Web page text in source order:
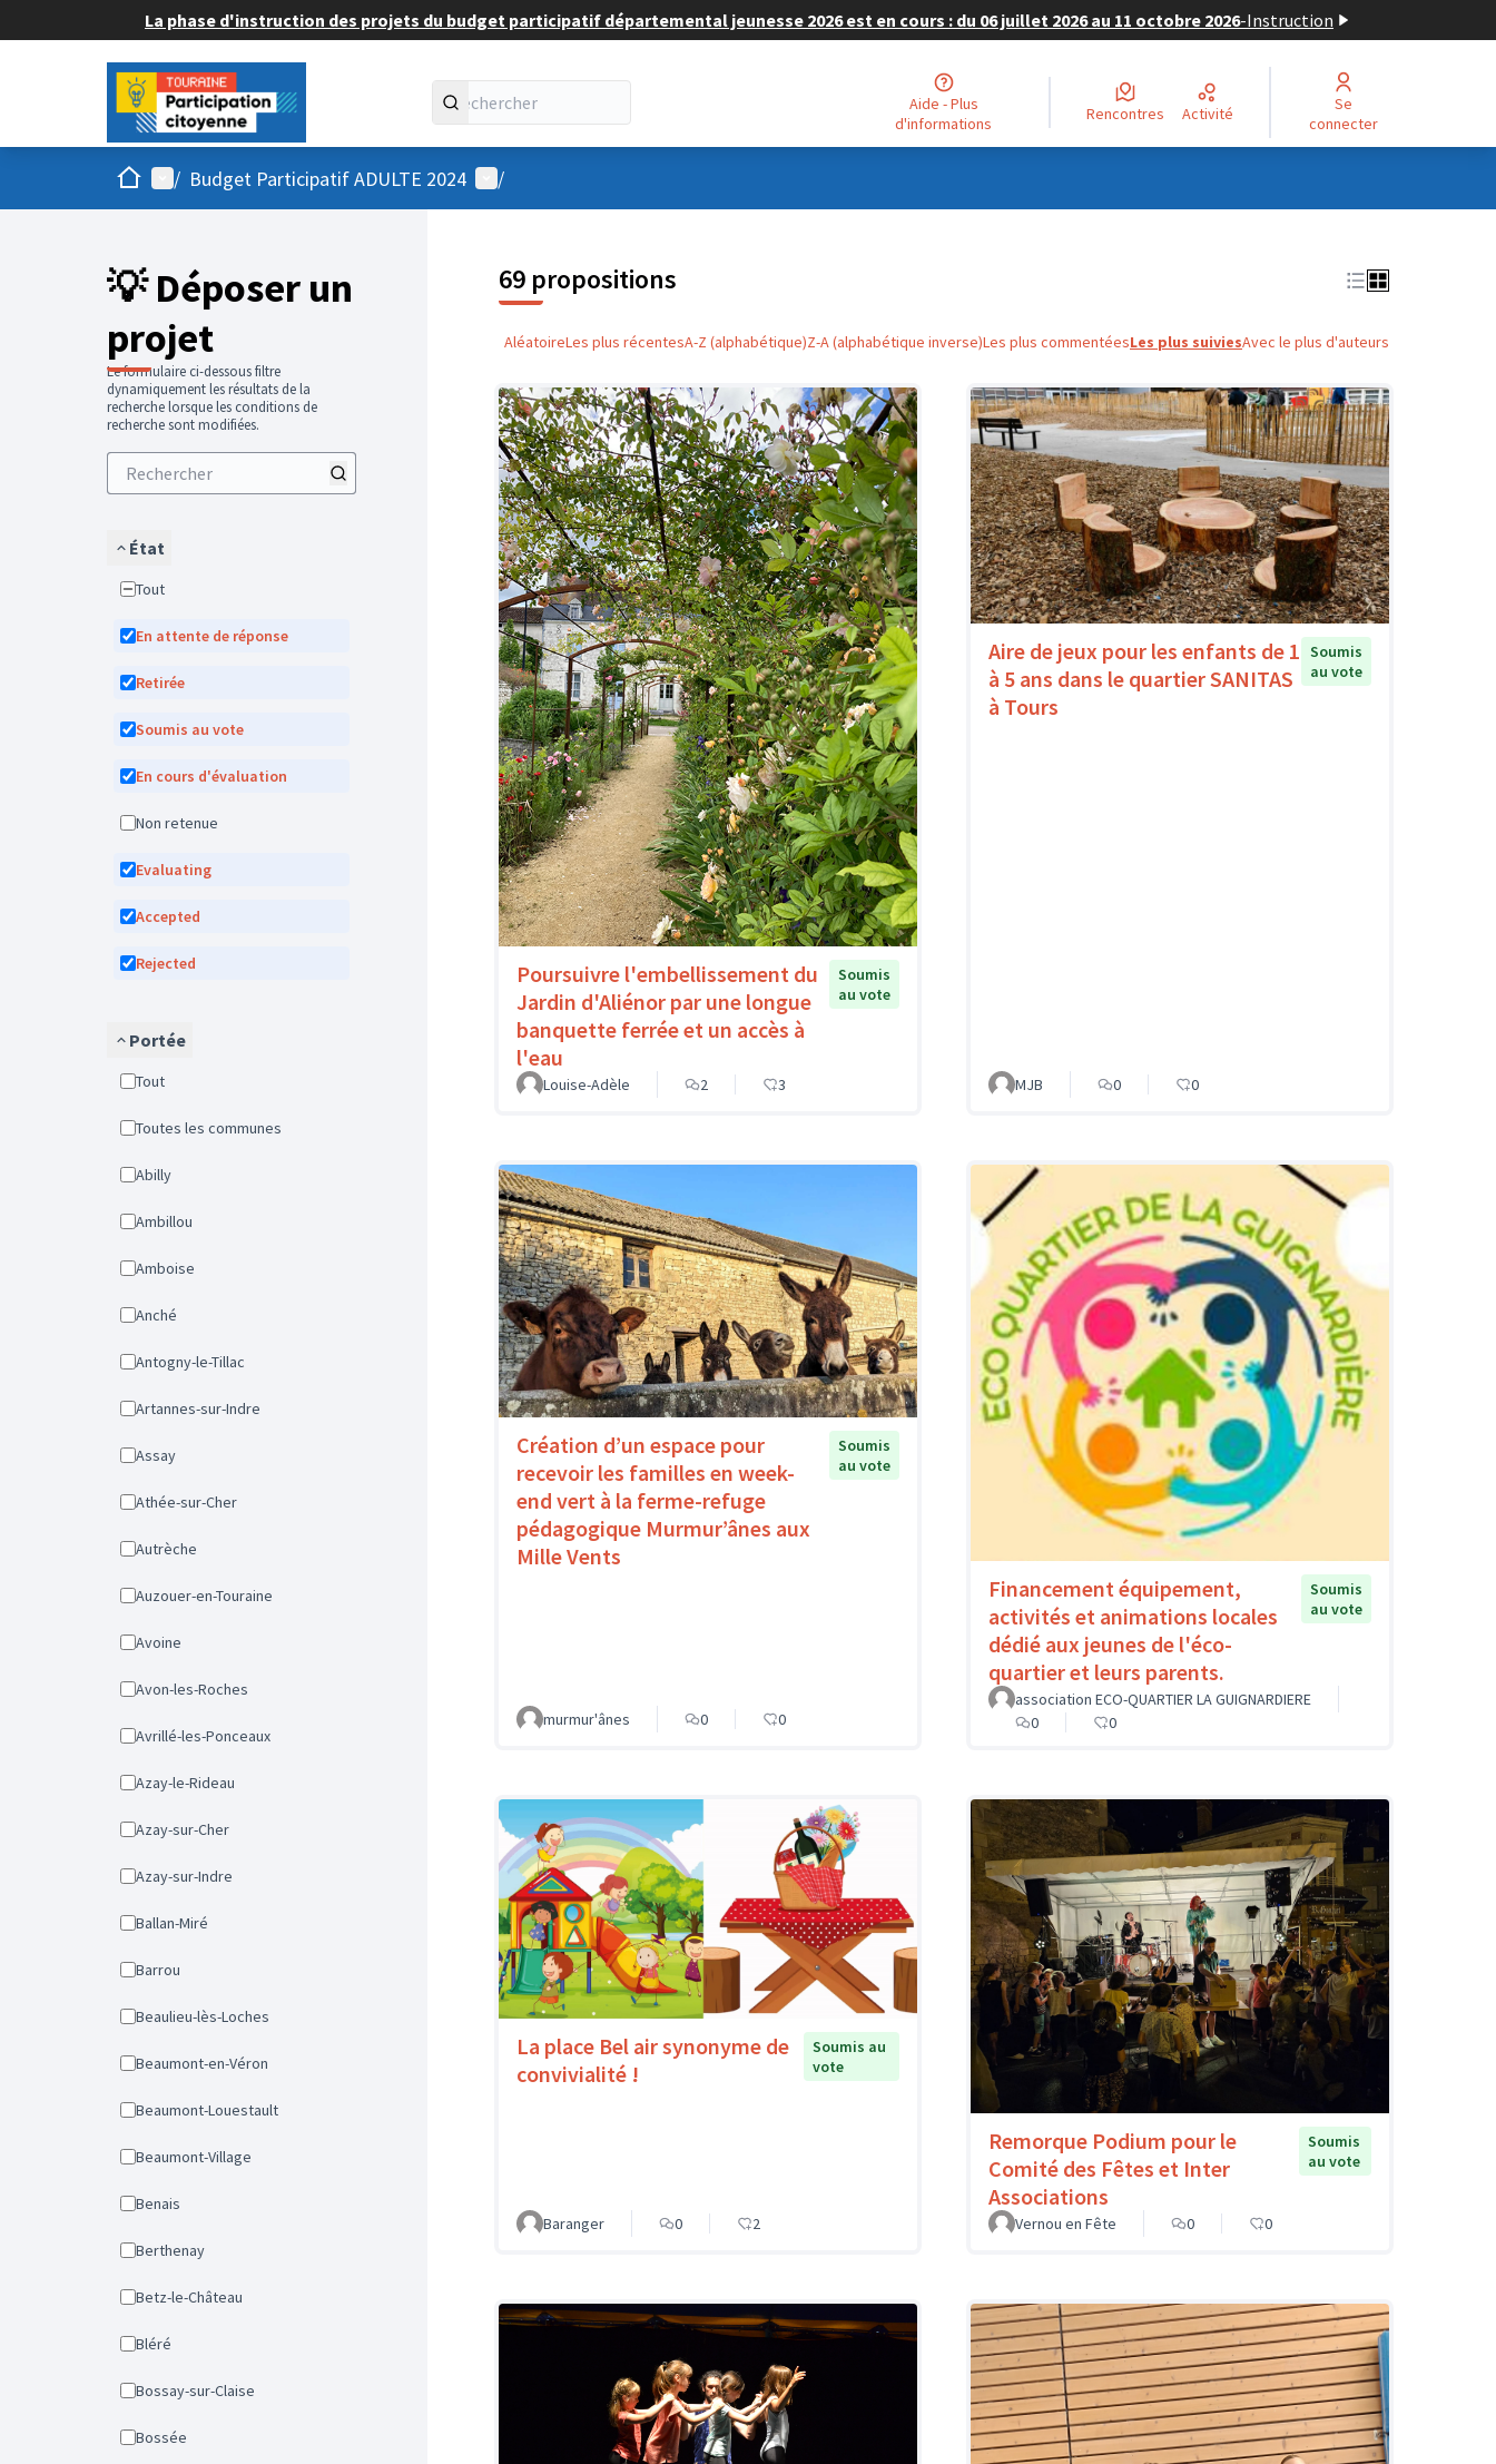
La phase d'instruction des projets du budget participatif départemental jeunesse 2026 est en cours : du 06 juillet 2026 au 11 octobre 2026-Instruction
Aide - Plus
d'informations
Rencontres Activité
Se
connecter
AccueilMenu principal
/ Budget Participatif ADULTE 2024 Menu utilisateur
/
💡 Déposer un
projet
Le formulaire ci-dessous filtre
dynamiquement les résultats de la
recherche lorsque les conditions de
recherche sont modifiées.
État
Tout
En attente de réponse
Retirée
Soumis au vote
En cours d'évaluation
Non retenue
Evaluating
Accepted
Rejected
Portée
Tout
Toutes les communes
Abilly
Ambillou
Amboise
Anché
Antogny-le-Tillac
Artannes-sur-Indre
Assay
Athée-sur-Cher
Autrèche
Auzouer-en-Touraine
Avoine
Avon-les-Roches
Avrillé-les-Ponceaux
Azay-le-Rideau
Azay-sur-Cher
Azay-sur-Indre
Ballan-Miré
Barrou
Beaulieu-lès-Loches
Beaumont-en-Véron
Beaumont-Louestault
Beaumont-Village
Benais
Berthenay
Betz-le-Château
Bléré
Bossay-sur-Claise
Bossée
69 propositions
AléatoireLes plus récentesA-Z (alphabétique)Z-A (alphabétique inverse)Les plus commentéesLes plus suiviesAvec le plus d'auteurs
Poursuivre l'embellissement du
Jardin d'Aliénor par une longue
banquette ferrée et un accès à
l'eau
Soumis
au vote
Louise-Adèle 2 3
Aire de jeux pour les enfants de 1
à 5 ans dans le quartier SANITAS
à Tours
Soumis
au vote
MJB 0 0
Création d’un espace pour
recevoir les familles en week-
end vert à la ferme-refuge
pédagogique Murmur’ânes aux
Mille Vents
Soumis
au vote
murmur'ânes 0 0
Financement équipement,
activités et animations locales
dédié aux jeunes de l'éco-
quartier et leurs parents.
Soumis
au vote
association ECO-QUARTIER LA GUIGNARDIERE
0
0
La place Bel air synonyme de
convivialité !
Soumis au
vote
Baranger 0 2
Remorque Podium pour le
Comité des Fêtes et Inter
Associations
Soumis
au vote
Vernou en Fête 0 0